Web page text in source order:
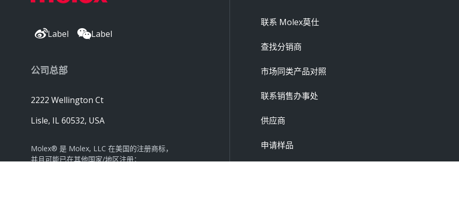
Label Label
公司总部
2222 Wellington Ct
Lisle, IL 60532, USA
Molex® 是 Molex, LLC 在美国的注册商标，
并且可能已在其他国家/地区注册；
联系 Molex莫仕
查找分销商
市场同类产品对照
联系销售办事处
供应商
申请样品